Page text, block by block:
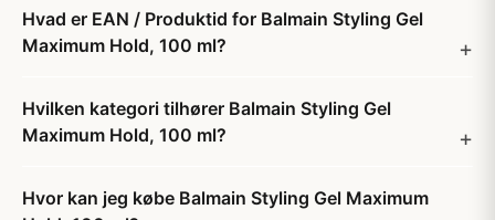
Hvad er EAN / Produktid for Balmain Styling Gel
Maximum Hold, 100 ml?
Hvilken kategori tilhører Balmain Styling Gel
Maximum Hold, 100 ml?
Hvor kan jeg købe Balmain Styling Gel Maximum